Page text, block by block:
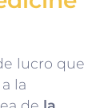
lucro que
la